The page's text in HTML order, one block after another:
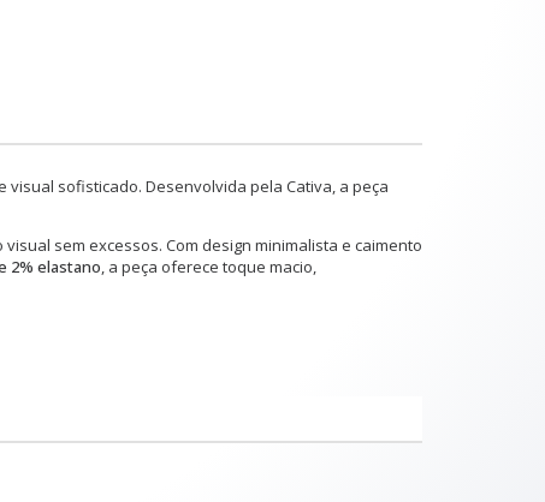
sofisticado. Desenvolvida pela Cativa, a peça
sem excessos. Com design minimalista e caimento
2% elastano, a peça oferece toque macio,